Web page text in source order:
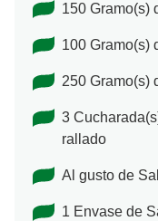
150 Gramo(s)
100 Gramo(s)
250 Gramo(s)
3
rallado
Al gusto de
1 Envase de